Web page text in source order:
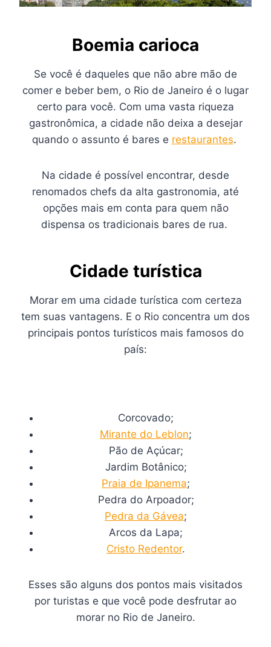
Boemia carioca
Se você é daqueles que não abre mão de
comer e beber bem, o Rio de Janeiro é o lugar
certo para você. Com uma vasta riqueza
gastronômica, a cidade não deixa a desejar
quando o assunto é bares e restaurantes.
Na cidade é possível encontrar, desde
renomados chefs da alta gastronomia, até
opções mais em conta para quem não
dispensa os tradicionais bares de rua.
Cidade turística
Morar em uma cidade turística com certeza
tem suas vantagens. E o Rio concentra um dos
principais pontos turísticos mais famosos do
país:
Corcovado;
Mirante do Leblon;
Pão de Açúcar;
Jardim Botânico;
Praia de Ipanema;
Pedra do Arpoador;
Pedra da Gávea;
Arcos da Lapa;
Cristo Redentor.
Esses são alguns dos pontos mais visitados
por turistas e que você pode desfrutar ao
morar no Rio de Janeiro.